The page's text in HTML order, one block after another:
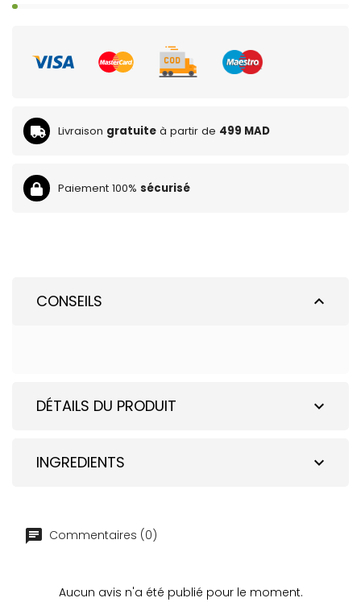
Livraison gratuite à partir de 499 MAD
Paiement 100% sécurisé
expand_less
CONSEILS
expand_more
DÉTAILS DU PRODUIT
expand_more
INGREDIENTS
Commentaires (0)
Aucun avis n'a été publié pour le moment.